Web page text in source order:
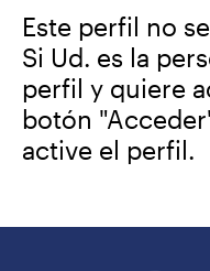
Este perfil no
Si Ud. es la
perfil y quiere
botón
active el perfil.